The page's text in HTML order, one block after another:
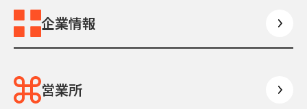
企業情報
営業所